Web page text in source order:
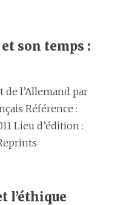
son temps :
de l’Allemand par
Référence :
Lieu d’édition :
l’éthique